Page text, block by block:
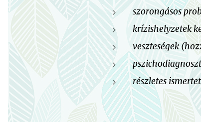
szorongásos
krízishelyzetek
veszteségek
részletes